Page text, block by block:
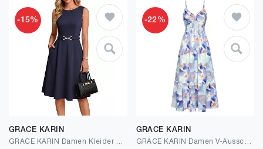
-15%
GRACE KARIN
-22%
GRACE KARIN